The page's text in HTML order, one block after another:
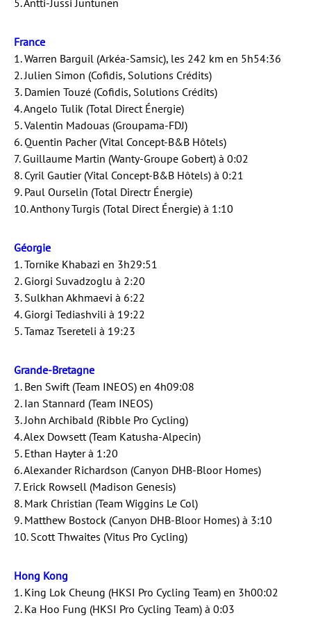
5. Antti-Jussi Juntunen
France
1. Warren Barguil (Arkéa-Samsic), les 242 km en 5h54:36
2. Julien Simon (Cofidis, Solutions Crédits)
3. Damien Touzé (Cofidis, Solutions Crédits)
4. Angelo Tulik (Total Direct Énergie)
5. Valentin Madouas (Groupama-FDJ)
6. Quentin Pacher (Vital Concept-B&B Hôtels)
7. Guillaume Martin (Wanty-Groupe Gobert) à 0:02
8. Cyril Gautier (Vital Concept-B&B Hôtels) à 0:21
9. Paul Ourselin (Total Directr Énergie)
10. Anthony Turgis (Total Direct Énergie) à 1:10
Géorgie
1. Tornike Khabazi en 3h29:51
2. Giorgi Suvadzoglu à 2:20
3. Sulkhan Akhmaevi à 6:22
4. Giorgi Tediashvili à 19:22
5. Tamaz Tsereteli à 19:23
Grande-Bretagne
1. Ben Swift (Team INEOS) en 4h09:08
2. Ian Stannard (Team INEOS)
3. John Archibald (Ribble Pro Cycling)
4. Alex Dowsett (Team Katusha-Alpecin)
5. Ethan Hayter à 1:20
6. Alexander Richardson (Canyon DHB-Bloor Homes)
7. Erick Rowsell (Madison Genesis)
8. Mark Christian (Team Wiggins Le Col)
9. Matthew Bostock (Canyon DHB-Bloor Homes) à 3:10
10. Scott Thwaites (Vitus Pro Cycling)
Hong Kong
1. King Lok Cheung (HKSI Pro Cycling Team) en 3h00:02
2. Ka Hoo Fung (HKSI Pro Cycling Team) à 0:03